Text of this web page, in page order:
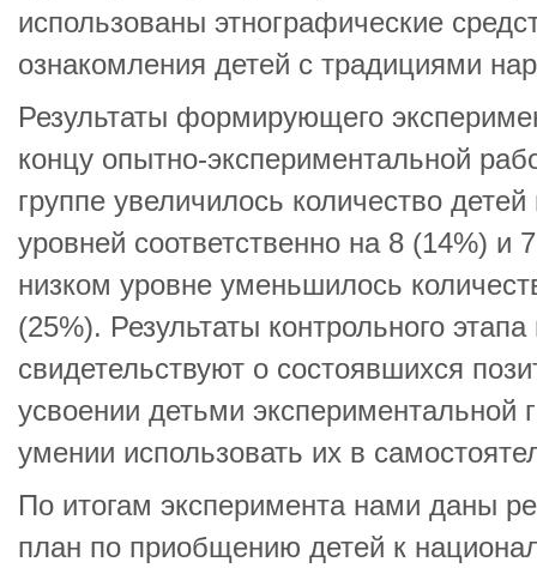
использованы этнографические
ознакомления детей с традициями
Результаты формирующего
концу опытно-экспериментальной
группе увеличилось количество детей
уровней соответственно на 8 (14%) и
низком уровне уменьшилось
(25%). Результаты контрольного
свидетельствуют о состоявшихся
усвоении детьми экспериментальной
умении использовать их в
По итогам эксперимента нами даны
план по приобщению детей к